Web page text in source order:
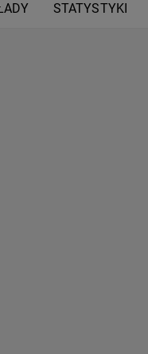
STATYSTYKI